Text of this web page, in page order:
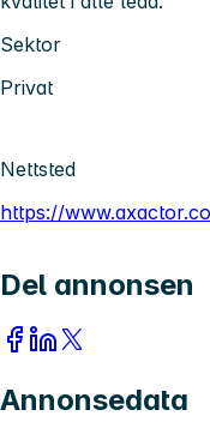
Sektor
Privat
Nettsted
https://
Del annonsen
Annonsedata